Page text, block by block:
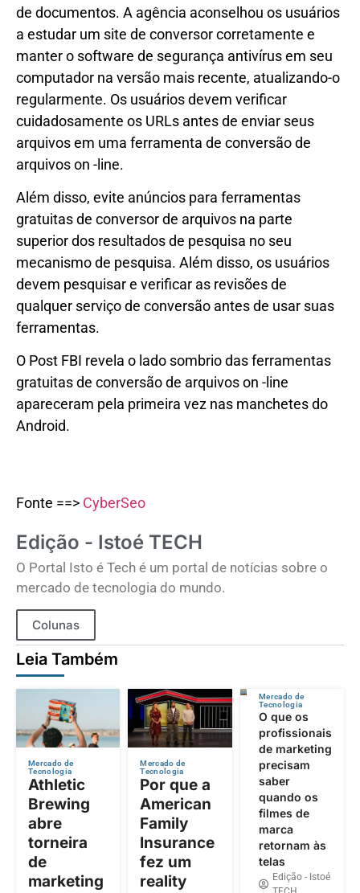
de documentos. A agência aconselhou os usuários
a estudar um site de conversor corretamente e
manter o software de segurança antivírus em seu
computador na versão mais recente, atualizando-o
regularmente. Os usuários devem verificar
cuidadosamente os URLs antes de enviar seus
arquivos em uma ferramenta de conversão de
arquivos on -line.
Além disso, evite anúncios para ferramentas
gratuitas de conversor de arquivos na parte
superior dos resultados de pesquisa no seu
mecanismo de pesquisa. Além disso, os usuários
devem pesquisar e verificar as revisões de
qualquer serviço de conversão antes de usar suas
ferramentas.
O Post FBI revela o lado sombrio das ferramentas
gratuitas de conversão de arquivos on -line
apareceram pela primeira vez nas manchetes do
Android.
Fonte ==> CyberSeo
Edição - Istoé TECH
O Portal Isto é Tech é um portal de notícias sobre o
mercado de tecnologia do mundo.
Colunas
Leia Também
Mercado de
Tecnologia
Athletic
Brewing
abre
torneira
de
marketing
Mercado de
Tecnologia
Por que a
American
Family
Insurance
fez um
reality
Mercado de
Tecnologia
O que os
profissionais
de marketing
precisam
saber
quando os
filmes de
marca
retornam às
telas
Edição - Istoé